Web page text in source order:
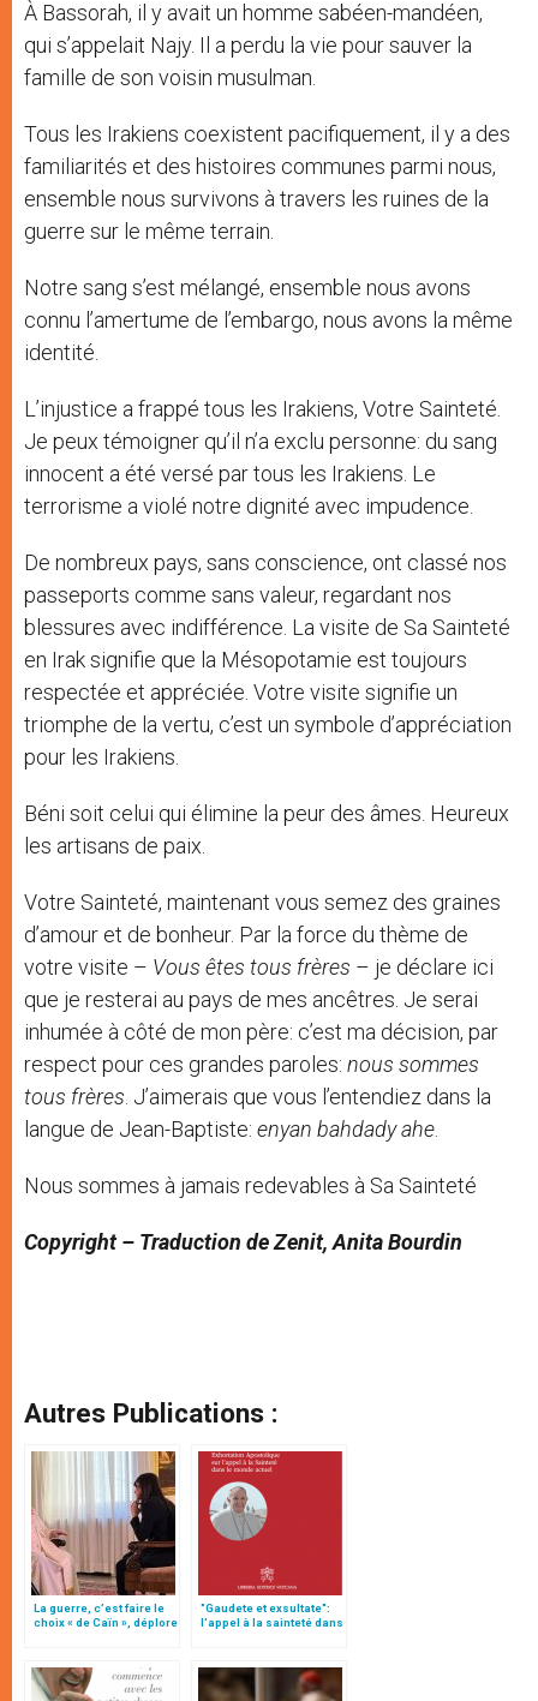
À Bassorah, il y avait un homme sabéen-mandéen,
qui s’appelait Najy. Il a perdu la vie pour sauver la
famille de son voisin musulman.
Tous les Irakiens coexistent pacifiquement, il y a des
familiarités et des histoires communes parmi nous,
ensemble nous survivons à travers les ruines de la
guerre sur le même terrain.
Notre sang s’est mélangé, ensemble nous avons
connu l’amertume de l’embargo, nous avons la même
identité.
L’injustice a frappé tous les Irakiens, Votre Sainteté.
Je peux témoigner qu’il n’a exclu personne: du sang
innocent a été versé par tous les Irakiens. Le
terrorisme a violé notre dignité avec impudence.
De nombreux pays, sans conscience, ont classé nos
passeports comme sans valeur, regardant nos
blessures avec indifférence. La visite de Sa Sainteté
en Irak signifie que la Mésopotamie est toujours
respectée et appréciée. Votre visite signifie un
triomphe de la vertu, c’est un symbole d’appréciation
pour les Irakiens.
Béni soit celui qui élimine la peur des âmes. Heureux
les artisans de paix.
Votre Sainteté, maintenant vous semez des graines
d’amour et de bonheur. Par la force du thème de
votre visite – Vous êtes tous frères – je déclare ici
que je resterai au pays de mes ancêtres. Je serai
inhumée à côté de mon père: c’est ma décision, par
respect pour ces grandes paroles: nous sommes
tous frères . J’aimerais que vous l’entendiez dans la
langue de Jean-Baptiste: enyan bahdady ahe
Nous sommes à jamais redevables à Sa Sainteté
Copyright – Traduction de Zenit, Anita Bourdin
Autres Publications :
La guerre, c’est faire le
choix « de Caïn », déplore
"Gaudete et exsultate":
l'appel à la sainteté dans